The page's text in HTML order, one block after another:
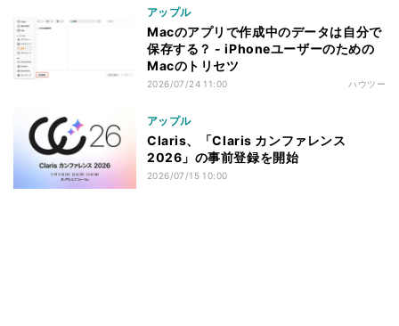
アップル
Macのアプリで作成中のデータは自分で
保存する？ - iPhoneユーザーのための
Macのトリセツ
2026/07/24 11:00 ハウツー
アップル
Claris、「Claris カンファレンス
2026」の事前登録を開始
2026/07/15 10:00